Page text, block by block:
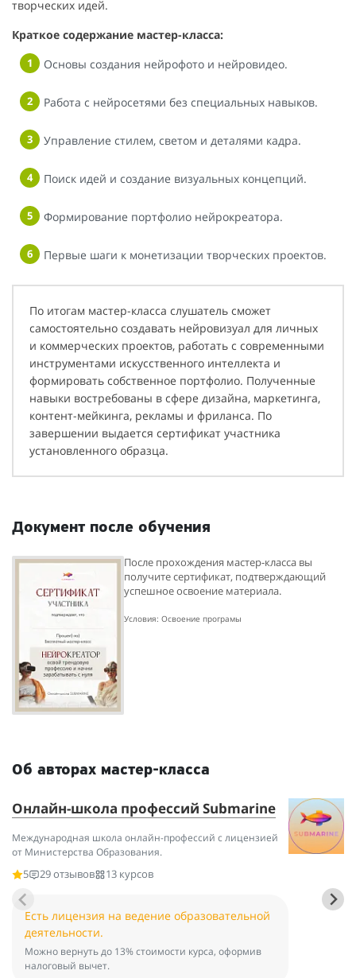
творческих идей.
Краткое содержание мастер-класса:
Основы создания нейрофото и нейровидео.
Работа с нейросетями без специальных навыков.
Управление стилем, светом и деталями кадра.
Поиск идей и создание визуальных концепций.
Формирование портфолио нейрокреатора.
Первые шаги к монетизации творческих проектов.
По итогам мастер-класса слушатель сможет
самостоятельно создавать нейровизуал для личных
и коммерческих проектов, работать с современными
инструментами искусственного интеллекта и
формировать собственное портфолио. Полученные
навыки востребованы в сфере дизайна, маркетинга,
контент-мейкинга, рекламы и фриланса. По
завершении выдается сертификат участника
установленного образца.
Документ после обучения
После прохождения мастер-класса вы
получите сертификат, подтверждающий
успешное освоение материала.
Условия: Освоение програмы
Об авторах мастер-класса
Онлайн-школа профессий Submarine
Международная школа онлайн-профессий с лицензией
от Министерства Образования.
5
29 отзывов 13 курсов
Есть лицензия на ведение образовательной
деятельности.
Можно вернуть до 13% стоимости курса, оформив
налоговый вычет.